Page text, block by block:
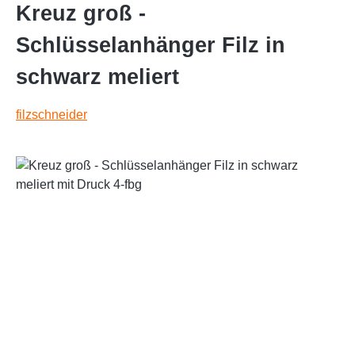
Kreuz groß -
Schlüsselanhänger Filz in
schwarz meliert
filzschneider
Bildergalerie überspringen
Text vergrößern Hochkontrastmodus